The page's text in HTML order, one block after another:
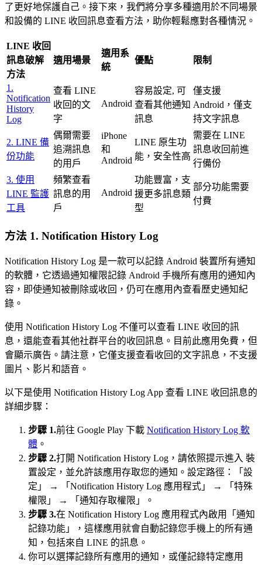
了更好地保護自己。接下來，我們將分享多種適用於不同場景
和設備的 LINE 收回訊息查看方法，助你輕鬆應對各種情況。
LINE 收回
訊息破解
方法
適用場景
適用系
統
優點 限制
1.
Notification
History
Log
查看 LINE
收回的文
字
Android
容易設定, 可
查看其他通知
訊息
僅支援
Android，僅支
持文字訊息
2. LINE 備
份功能
偶爾需要
追溯訊息
的用戶
iPhone
和
Android
LINE 原生功
能，安全性高
需要在 LINE
訊息收回前進
行備份
3. 使用
LINE 監護
工具
頻繁查看
訊息的用
戶
Android
功能豐富，支
援更多訊息類
型
部分功能需要
付費
方法 1. Notification History Log
Notification History Log 是一款可以記錄 Android 裝置所有通知
的軟體，它透過通知權限記錄 Android 手機所有應用的通知內
容，即使通知被刪除或收回，仍可在應用內查看歷史通知紀
錄。
使用 Notification History Log 不僅可以查看 LINE 收回的訊
息，還能查看其他社群平台的收回訊息。目前此應用免費，但
會顯示廣告。請注意，它僅支援查看收回的文字訊息，不支援
圖片、影片和語音。
以下是使用 Notification History Log App 查看 LINE 收回訊息的
詳細步驟：
步驟 1.前往 Google Play 下載 Notification History Log 軟
體 。
步驟 2.打開 Notification History Log，請依照提示進入 裝
置設定，並允許該應用存取您的通知。設定路徑：「設
定」 → 「Notification History Log 應用程式」 → 「特殊
權限」 → 「通知存取權限」。
步驟 3.在 Notification History Log 應用程式內啟用「通知
記錄功能」，這樣應用就會自動記錄您手機上的所有通
知，包括來自 LINE 的訊息。
你可以選擇記錄所有應用的通知，或僅記錄特定應用